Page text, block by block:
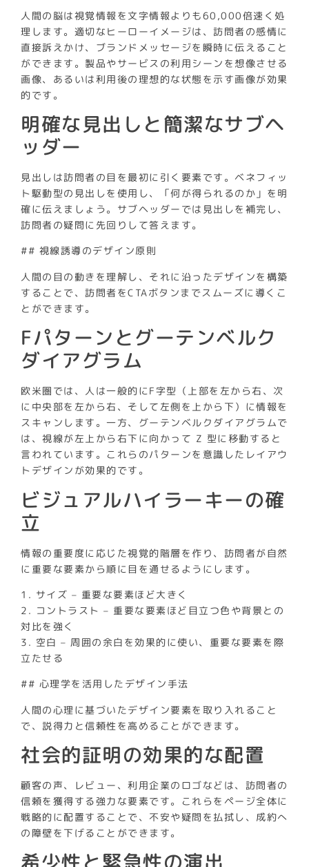
人間の脳は視覚情報を文字情報よりも60,000倍速く処
理します。適切なヒーローイメージは、訪問者の感情に
直接訴えかけ、ブランドメッセージを瞬時に伝えること
ができます。製品やサービスの利用シーンを想像させる
画像、あるいは利用後の理想的な状態を示す画像が効果
的です。
明確な見出しと簡潔なサブヘ
ッダー
見出しは訪問者の目を最初に引く要素です。ベネフィッ
ト駆動型の見出しを使用し、「何が得られるのか」を明
確に伝えましょう。サブヘッダーでは見出しを補完し、
訪問者の疑問に先回りして答えます。
## 視線誘導のデザイン原則
人間の目の動きを理解し、それに沿ったデザインを構築
することで、訪問者をCTAボタンまでスムーズに導くこ
とができます。
Fパターンとグーテンベルク
ダイアグラム
欧米圏では、人は一般的にF字型（上部を左から右、次
に中央部を左から右、そして左側を上から下）に情報を
スキャンします。一方、グーテンベルクダイアグラムで
は、視線が左上から右下に向かって Z 型に移動すると
言われています。これらのパターンを意識したレイアウ
トデザインが効果的です。
ビジュアルハイラーキーの確
立
情報の重要度に応じた視覚的階層を作り、訪問者が自然
に重要な要素から順に目を通せるようにします。
1. サイズ – 重要な要素ほど大きく
2. コントラスト – 重要な要素ほど目立つ色や背景との
対比を強く
3. 空白 – 周囲の余白を効果的に使い、重要な要素を際
立たせる
## 心理学を活用したデザイン手法
人間の心理に基づいたデザイン要素を取り入れること
で、説得力と信頼性を高めることができます。
社会的証明の効果的な配置
顧客の声、レビュー、利用企業のロゴなどは、訪問者の
信頼を獲得する強力な要素です。これらをページ全体に
戦略的に配置することで、不安や疑問を払拭し、成約へ
の障壁を下げることができます。